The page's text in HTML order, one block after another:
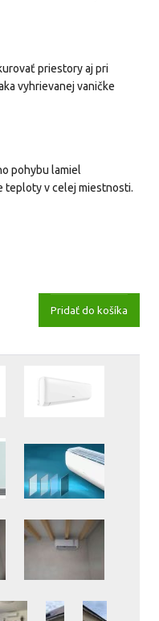
priestory aj pri
vyhrievanej vaničke
pohybu lamiel
teploty v celej miestnosti.
Pridať do košíka